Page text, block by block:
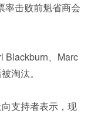
率击败前魁省商会
、Marc
淘汰。
支持者表示，现